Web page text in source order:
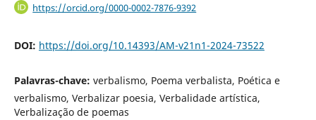
https://orcid.org/0000-0002-7876-9392
DOI: https://doi.org/10.14393/AM-v21n1-2024-73522
Palavras-chave: verbalismo, Poema verbalista, Poética e
verbalismo, Verbalizar poesia, Verbalidade artística,
Verbalização de poemas